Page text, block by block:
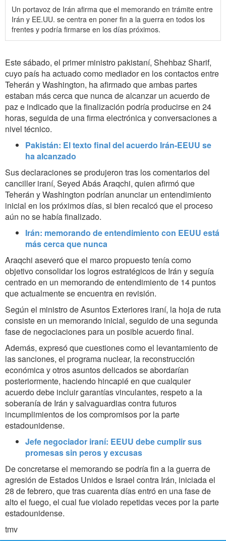
Un portavoz de Irán afirma que el memorando en trámite entre
Irán y EE.UU. se centra en poner fin a la guerra en todos los
frentes y podría firmarse en los días próximos.
Este sábado, el primer ministro pakistaní, Shehbaz Sharif,
cuyo país ha actuado como mediador en los contactos entre
Teherán y Washington, ha afirmado que ambas partes
estaban más cerca que nunca de alcanzar un acuerdo de
paz e indicado que la finalización podría producirse en 24
horas, seguida de una firma electrónica y conversaciones a
nivel técnico.
Pakistán: El texto final del acuerdo Irán-EEUU se
ha alcanzado
Sus declaraciones se produjeron tras los comentarios del
canciller iraní, Seyed Abás Araqchi, quien afirmó que
Teherán y Washington podrían anunciar un entendimiento
inicial en los próximos días, si bien recalcó que el proceso
aún no se había finalizado.
Irán: memorando de entendimiento con EEUU está
más cerca que nunca
Araqchi aseveró que el marco propuesto tenía como
objetivo consolidar los logros estratégicos de Irán y seguía
centrado en un memorando de entendimiento de 14 puntos
que actualmente se encuentra en revisión.
Según el ministro de Asuntos Exteriores iraní, la hoja de ruta
consiste en un memorando inicial, seguido de una segunda
fase de negociaciones para un posible acuerdo final.
Además, expresó que cuestiones como el levantamiento de
las sanciones, el programa nuclear, la reconstrucción
económica y otros asuntos delicados se abordarían
posteriormente, haciendo hincapié en que cualquier
acuerdo debe incluir garantías vinculantes, respeto a la
soberanía de Irán y salvaguardias contra futuros
incumplimientos de los compromisos por la parte
estadounidense.
Jefe negociador iraní: EEUU debe cumplir sus
promesas sin peros y excusas
De concretarse el memorando se podría fin a la guerra de
agresión de Estados Unidos e Israel contra Irán, iniciada el
28 de febrero, que tras cuarenta días entró en una fase de
alto el fuego, el cual fue violado repetidas veces por la parte
estadounidense.
tmv